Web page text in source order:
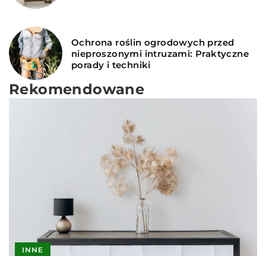
Ochrona roślin ogrodowych przed
nieproszonymi intruzami: Praktyczne
porady i techniki
Rekomendowane
INNE
ARANŻACJA
INNE